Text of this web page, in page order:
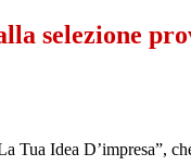
selezione
Tua Idea D’impresa”,